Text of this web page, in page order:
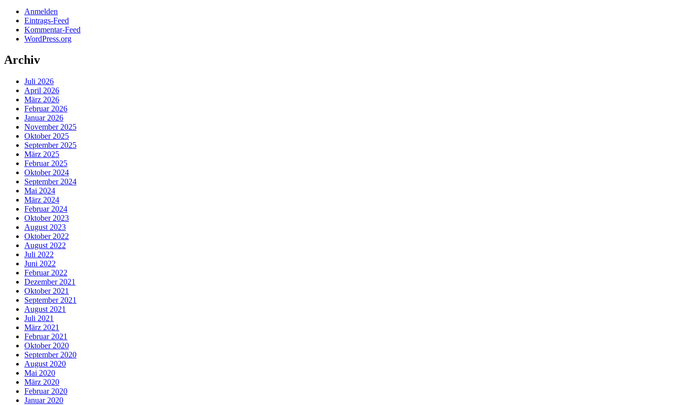
Anmelden
Eintrags-Feed
Kommentar-Feed
WordPress.org
Archiv
Juli 2026
April 2026
März 2026
Februar 2026
Januar 2026
November 2025
Oktober 2025
September 2025
März 2025
Februar 2025
Oktober 2024
September 2024
Mai 2024
März 2024
Februar 2024
Oktober 2023
August 2023
Oktober 2022
August 2022
Juli 2022
Juni 2022
Februar 2022
Dezember 2021
Oktober 2021
September 2021
August 2021
Juli 2021
März 2021
Februar 2021
Oktober 2020
September 2020
August 2020
Mai 2020
März 2020
Februar 2020
Januar 2020